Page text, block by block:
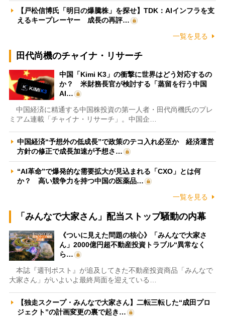
【戸松信博氏「明日の爆騰株」を探せ】TDK：AIインフラを支
えるキープレーヤー 成長の再評…
一覧を見る
田代尚機のチャイナ・リサーチ
中国「Kimi K3」の衝撃に世界はどう対応するの
か？ 米財務長官が検討する「蒸留を行う中国
AI…
中国経済に精通する中国株投資の第一人者・田代尚機氏のプレ
ミアム連載「チャイナ・リサーチ」。中国企…
中国経済“予想外の低成長”で政策のテコ入れ必至か 経済運営
方針の修正で成長加速が予想さ…
“AI革命”で爆発的な需要拡大が見込まれる「CXO」とは何
か？ 高い競争力を持つ中国の医薬品…
一覧を見る
「みんなで大家さん」配当ストップ騒動の内幕
《ついに見えた問題の核心》「みんなで大家さ
ん」2000億円超不動産投資トラブル“異常なく
ら…
本誌『週刊ポスト』が追及してきた不動産投資商品「みんなで
大家さん」がいよいよ最終局面を迎えている…
【独走スクープ・みんなで大家さん】二転三転した“成田プロ
ジェクト”の計画変更の裏で起き…